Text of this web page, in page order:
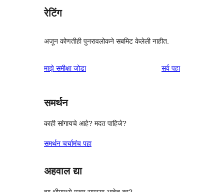
रेटिंग
अजून कोणतीही पुनरावलोकने सबमिट केलेली नाहीत.
माझे समीक्षा जोडा सर्वपुनरावलोकने
पहा
समर्थन
काही सांगायचे आहे? मदत पाहिजे?
समर्थन चर्चामंच पहा
अहवाल द्या